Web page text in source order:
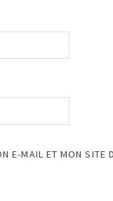
E-MAIL ET MON SITE